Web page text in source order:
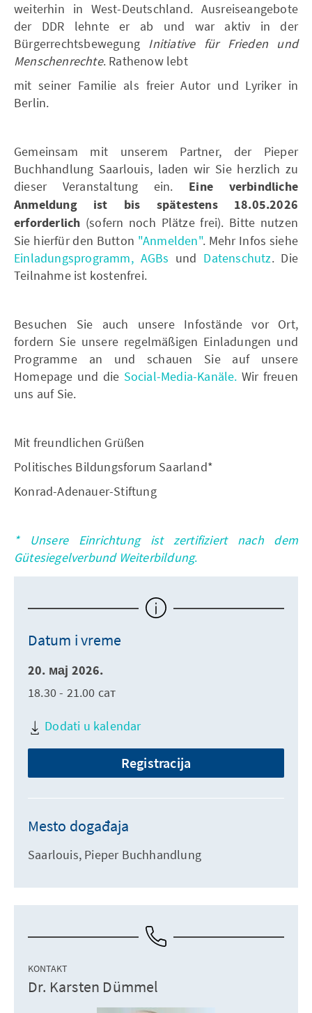
weiterhin in West-Deutschland. Ausreiseangebote
der DDR lehnte er ab und war aktiv in der
Bürgerrechtsbewegung Initiative für Frieden und
Menschenrechte. Rathenow lebt
mit seiner Familie als freier Autor und Lyriker in
Berlin.
Gemeinsam mit unserem Partner, der Pieper
Buchhandlung Saarlouis, laden wir Sie herzlich zu
dieser Veranstaltung ein. Eine verbindliche
Anmeldung ist bis spätestens 18.05.2026
erforderlich (sofern noch Plätze frei). Bitte nutzen
Sie hierfür den Button "Anmelden". Mehr Infos siehe
Einladungsprogramm, AGBs und Datenschutz. Die
Teilnahme ist kostenfrei.
Besuchen Sie auch unsere Infostände vor Ort,
fordern Sie unsere regelmäßigen Einladungen und
Programme an und schauen Sie auf unsere
Homepage und die Social-Media-Kanäle. Wir freuen
uns auf Sie.
Mit freundlichen Grüßen
Politisches Bildungsforum Saarland*
Konrad-Adenauer-Stiftung
* Unsere Einrichtung ist zertifiziert nach dem
Gütesiegelverbund Weiterbildung.
Datum i vreme
20. мај 2026.
18.30 - 21.00 сат
Dodati u kalendar
Registracija
Mesto događaja
Saarlouis, Pieper Buchhandlung
KONTAKT
Dr. Karsten Dümmel